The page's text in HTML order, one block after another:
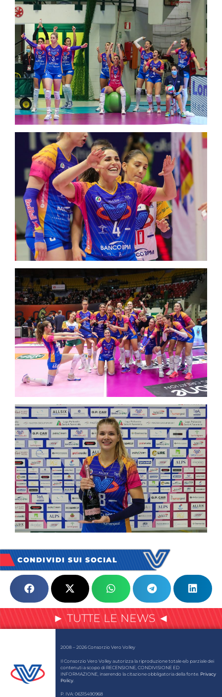
CONDIVIDI SUI SOCIAL
► TUTTE LE NEWS ◄
2008 – 2026 Consorzio Vero Volley
Il Consorzio Vero Volley autorizza la riproduzione totale e/o parziale dei
contenuti a scopo di RECENSIONE, CONDIVISIONE ED
INFORMAZIONE, inserendo la citazione obbligatoria della fonte. Privacy
Policy
P. IVA: 06315490968